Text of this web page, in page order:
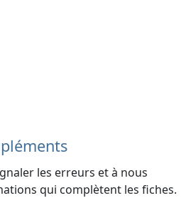
les erreurs et à nous
qui complètent les fiches.